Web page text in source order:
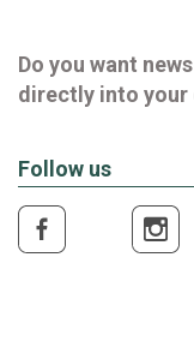
Do you want
directly into your
Follow us